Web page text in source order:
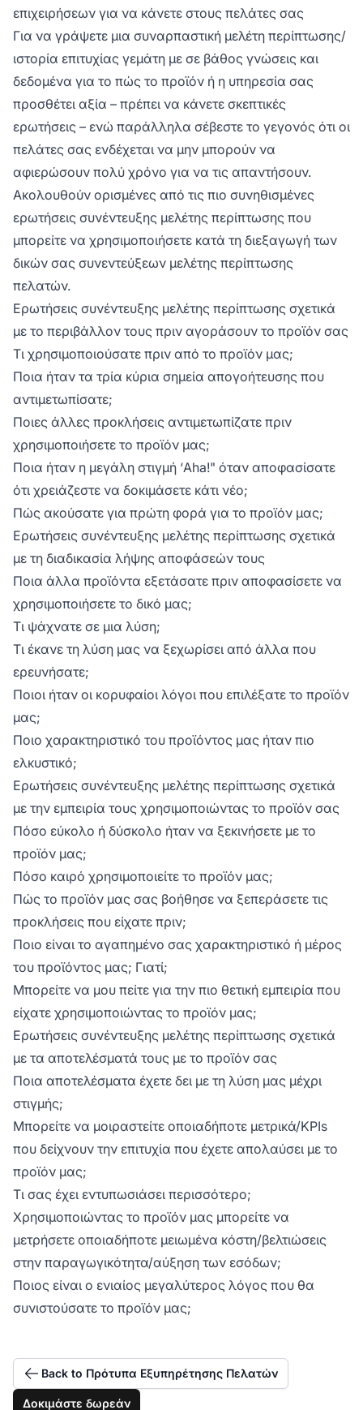
επιχειρήσεων για να κάνετε στους πελάτες σας
Για να γράψετε μια συναρπαστική μελέτη περίπτωσης/
ιστορία επιτυχίας γεμάτη με σε βάθος γνώσεις και
δεδομένα για το πώς το προϊόν ή η υπηρεσία σας
προσθέτει αξία – πρέπει να κάνετε σκεπτικές
ερωτήσεις – ενώ παράλληλα σέβεστε το γεγονός ότι οι
πελάτες σας ενδέχεται να μην μπορούν να
αφιερώσουν πολύ χρόνο για να τις απαντήσουν.
Ακολουθούν ορισμένες από τις πιο συνηθισμένες
ερωτήσεις συνέντευξης μελέτης περίπτωσης που
μπορείτε να χρησιμοποιήσετε κατά τη διεξαγωγή των
δικών σας συνεντεύξεων μελέτης περίπτωσης
πελατών.
Ερωτήσεις συνέντευξης μελέτης περίπτωσης σχετικά
με το περιβάλλον τους πριν αγοράσουν το προϊόν σας
Τι χρησιμοποιούσατε πριν από το προϊόν μας;
Ποια ήταν τα τρία κύρια σημεία απογοήτευσης που
αντιμετωπίσατε;
Ποιες άλλες προκλήσεις αντιμετωπίζατε πριν
χρησιμοποιήσετε το προϊόν μας;
Ποια ήταν η μεγάλη στιγμή ‘Aha!" όταν αποφασίσατε
ότι χρειάζεστε να δοκιμάσετε κάτι νέο;
Πώς ακούσατε για πρώτη φορά για το προϊόν μας;
Ερωτήσεις συνέντευξης μελέτης περίπτωσης σχετικά
με τη διαδικασία λήψης αποφάσεών τους
Ποια άλλα προϊόντα εξετάσατε πριν αποφασίσετε να
χρησιμοποιήσετε το δικό μας;
Τι ψάχνατε σε μια λύση;
Τι έκανε τη λύση μας να ξεχωρίσει από άλλα που
ερευνήσατε;
Ποιοι ήταν οι κορυφαίοι λόγοι που επιλέξατε το προϊόν
μας;
Ποιο χαρακτηριστικό του προϊόντος μας ήταν πιο
ελκυστικό;
Ερωτήσεις συνέντευξης μελέτης περίπτωσης σχετικά
με την εμπειρία τους χρησιμοποιώντας το προϊόν σας
Πόσο εύκολο ή δύσκολο ήταν να ξεκινήσετε με το
προϊόν μας;
Πόσο καιρό χρησιμοποιείτε το προϊόν μας;
Πώς το προϊόν μας σας βοήθησε να ξεπεράσετε τις
προκλήσεις που είχατε πριν;
Ποιο είναι το αγαπημένο σας χαρακτηριστικό ή μέρος
του προϊόντος μας; Γιατί;
Μπορείτε να μου πείτε για την πιο θετική εμπειρία που
είχατε χρησιμοποιώντας το προϊόν μας;
Ερωτήσεις συνέντευξης μελέτης περίπτωσης σχετικά
με τα αποτελέσματά τους με το προϊόν σας
Ποια αποτελέσματα έχετε δει με τη λύση μας μέχρι
στιγμής;
Μπορείτε να μοιραστείτε οποιαδήποτε μετρικά/KPIs
που δείχνουν την επιτυχία που έχετε απολαύσει με το
προϊόν μας;
Τι σας έχει εντυπωσιάσει περισσότερο;
Χρησιμοποιώντας το προϊόν μας μπορείτε να
μετρήσετε οποιαδήποτε μειωμένα κόστη/βελτιώσεις
στην παραγωγικότητα/αύξηση των εσόδων;
Ποιος είναι ο ενιαίος μεγαλύτερος λόγος που θα
συνιστούσατε το προϊόν μας;
Back to Πρότυπα Εξυπηρέτησης Πελατών
Δοκιμάστε δωρεάν